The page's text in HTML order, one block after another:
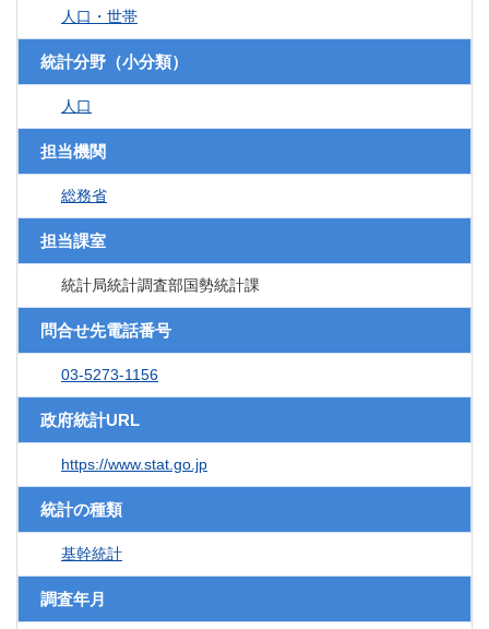
人口・世帯
統計分野（小分類）
人口
担当機関
総務省
担当課室
統計局統計調査部国勢統計課
問合せ先電話番号
03-5273-1156
政府統計URL
https://www.stat.go.jp
統計の種類
基幹統計
調査年月